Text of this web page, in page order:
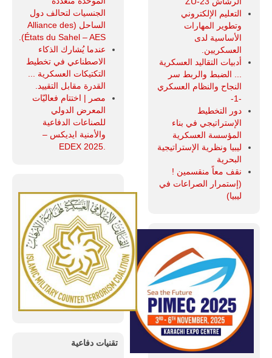
التعليم الإلكتروني
وتطوير المهارات
الأساسية لدى
العسكريين.
أدبيات التقاليد العسكرية
... الضبط والربط سر
النجاح والنظام العسكري
-1-
دور التخطيط
الإستراتيجي في بناء
المؤسسة العسكرية
ليبيا ونظرية الإستراتيجية
البحرية
نقف معاً منقسمين !
(إستمرار الصراعات في
ليبيا)
الجنسيات لتحالف دول
الساحل (Alliance des
États du Sahel – AES).
عندما يُشارك الذكاء
الاصطناعي في تخطيط
التكتيكات العسكرية ...
القدرة مقابل التقييد.
مصر | اختتام فعاليّات
المعرض الدولي
للصناعات الدفاعية
والأمنية ايديكس ‒
تقنيات دفاعية